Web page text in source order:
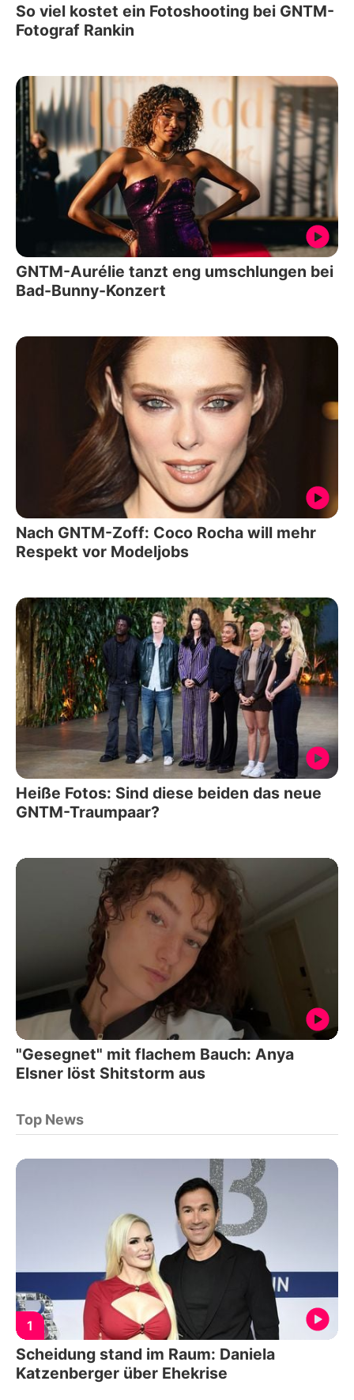
So viel kostet ein Fotoshooting bei GNTM-
Fotograf Rankin
GNTM-Aurélie tanzt eng umschlungen bei
Bad-Bunny-Konzert
Nach GNTM-Zoff: Coco Rocha will mehr
Respekt vor Modeljobs
Heiße Fotos: Sind diese beiden das neue
GNTM-Traumpaar?
"Gesegnet" mit flachem Bauch: Anya
Elsner löst Shitstorm aus
Top News
1
Scheidung stand im Raum: Daniela
Katzenberger über Ehekrise